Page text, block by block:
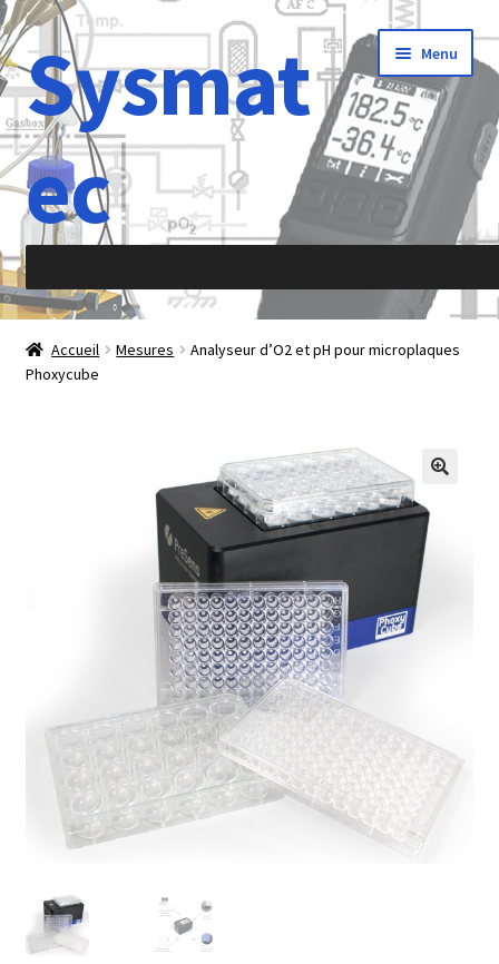
Aller
à
la
navigation
Aller
au
contenu
Sysmat
ec
Menu
Accueil
À propos de
Agitateurs magnétiques
Agitateurs pour cultures
Agitation – Moteur
Agitation-Accessoires
Analyse de composés chimiques
Analyse de l’eau
Accueil Mesures
Analyseur d’O2 et pH pour microplaques
Phoxycube